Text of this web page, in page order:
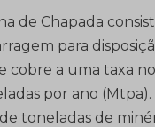
de Chapada
para
cobre a uma taxa
por ano
toneladas de